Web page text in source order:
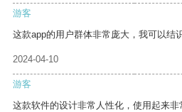
游客
这款app的用户群体非常庞大，我可以结
2024-04-10
游客
这款软件的设计非常人性化，使用起来非